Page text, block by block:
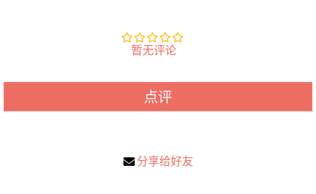
暂无评论
点评
分享给好友